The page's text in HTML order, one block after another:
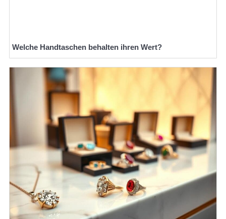
Welche Handtaschen behalten ihren Wert?